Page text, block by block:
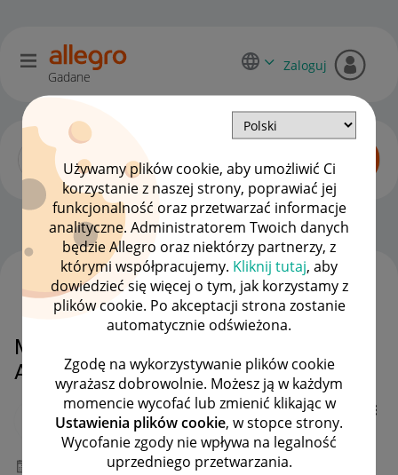
Używamy plików cookie, aby umożliwić Ci
korzystanie z naszej strony, poprawiać jej
funkcjonalność oraz przetwarzać informacje
analityczne. Administratorem Twoich danych
będzie Allegro oraz niektórzy partnerzy, z
którymi współpracujemy. Kliknij tutaj, aby
dowiedzieć się więcej o tym, jak korzystamy z
plików cookie. Po akceptacji strona zostanie
automatycznie odświeżona.
Zgodę na wykorzystywanie plików cookie
wyrażasz dobrowolnie. Możesz ją w każdym
momencie wycofać lub zmienić klikając w
Ustawienia plików cookie, w stopce strony.
Wycofanie zgody nie wpływa na legalność
uprzedniego przetwarzania.
Gadane
Zaloguj
Początkujący sprzedawcy OPCJE
Moja Sprzedaż > Moje wyniki na
Allegro
DlaMistrzow_pl
#12 Orędownik
11:14
WSZYSTKIE TEMATY